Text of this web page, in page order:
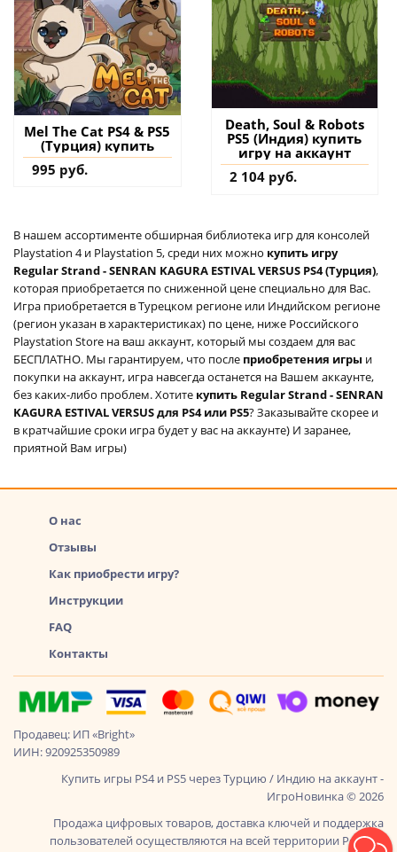
Mel The Cat PS4 & PS5
(Турция) купить
995 руб.
Death, Soul & Robots
PS5 (Индия) купить
игру на аккаунт
2 104 руб.
В нашем ассортименте обширная библиотека игр для консолей
Playstation 4 и Playstation 5, среди них можно купить игру
Regular Strand - SENRAN KAGURA ESTIVAL VERSUS PS4 (Турция),
которая приобретается по сниженной цене специально для Вас.
Игра приобретается в Турецком регионе или Индийском регионе
(регион указан в характеристиках) по цене, ниже Российского
Playstation Store на ваш аккаунт, который мы создаем для вас
БЕСПЛАТНО. Мы гарантируем, что после приобретения игры и
покупки на аккаунт, игра навсегда останется на Вашем аккаунте,
без каких-либо проблем. Хотите купить Regular Strand - SENRAN
KAGURA ESTIVAL VERSUS для PS4 или PS5? Заказывайте скорее и
в кратчайшие сроки игра будет у вас на аккаунте) И заранее,
приятной Вам игры)
О нас
Отзывы
Как приобрести игру?
Инструкции
FAQ
Контакты
Продавец: ИП «Bright»
ИИН: 920925350989
Купить игры PS4 и PS5 через Турцию / Индию на аккаунт -
ИгроНовинка © 2026
Продажа цифровых товаров, доставка ключей и поддержка
пользователей осуществляются на всей территории России,